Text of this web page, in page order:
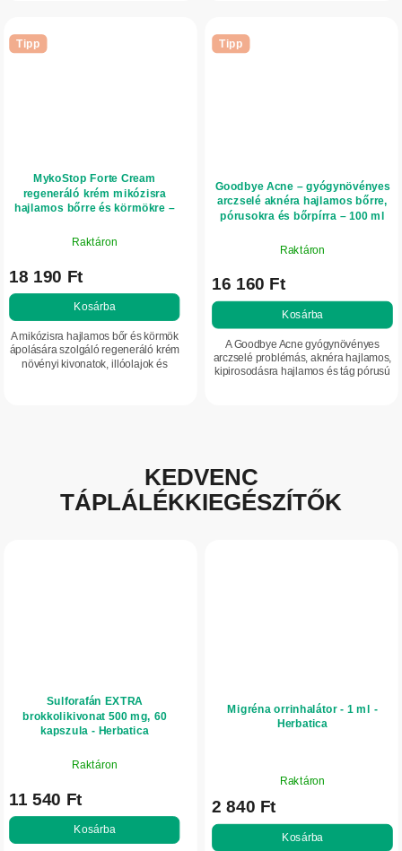
Tipp
MykoStop Forte Cream
regeneráló krém mikózisra
hajlamos bőrre és körmökre –
Raktáron
18 190 Ft
Kosárba
A mikózisra hajlamos bőr és körmök
ápolására szolgáló regeneráló krém
növényi kivonatok, illóolajok és
Tipp
Goodbye Acne – gyógynövényes
arczselé aknéra hajlamos bőrre,
pórusokra és bőrpírra – 100 ml
Raktáron
16 160 Ft
Kosárba
A Goodbye Acne gyógynövényes
arczselé problémás, aknéra hajlamos,
kipirosodásra hajlamos és tág pórusú
KEDVENC
TÁPLÁLÉKKIEGÉSZÍTŐK
Sulforafán EXTRA
brokkolikivonat 500 mg, 60
kapszula - Herbatica
Raktáron
11 540 Ft
Kosárba
Migréna orrinhalátor - 1 ml -
Herbatica
átlagos
értékelése
5-
Raktáron
2 840 Ft
Kosárba